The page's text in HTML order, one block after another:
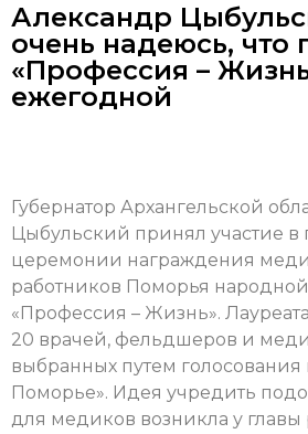
Александр
очень надеюсь, что
«Профессия –
ежегодной
Губернатор Архангельской
Цыбульский принял участие в
церемонии награждения
работников Поморья
«Профессия – Жизнь».
20 врачей, фельдшеров и
выбранных путем голосования
Поморье». Идея учредить
для медиков возникла у главы